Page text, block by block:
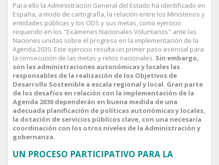
Para ello la Administración General del Estado ha identificado en
España, a modo de cartografía, la relación entre los Ministerios y
entidades públicas y los ODS y sus metas, como ejercicio
requerido en los "Exámenes Nacionales Voluntarios" ante las
Naciones unidas sobre el progreso en la implementación de la
Agenda 2030. Este ejercicio resulta un primer paso esencial para
la consecución de las metas y retos nacionales. Sin embargo,
son las administraciones autonómicas y locales las
responsables de la realización de los Objetivos de
Desarrollo Sostenible a escala regional y local. Gran parte
de los desafíos en relación con la implementación de la
Agenda 2030 dependerán en buena medida de una
adecuada planificación de políticas autonómicas y locales,
la dotación de servicios públicos clave, con una necesaria
coordinación con los otros niveles de la Administración y
gobernanza.
UN PROCESO PARTICIPATIVO PARA LA